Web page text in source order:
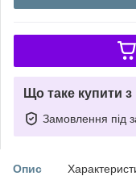
Що таке купити
Замовлення під
Опис